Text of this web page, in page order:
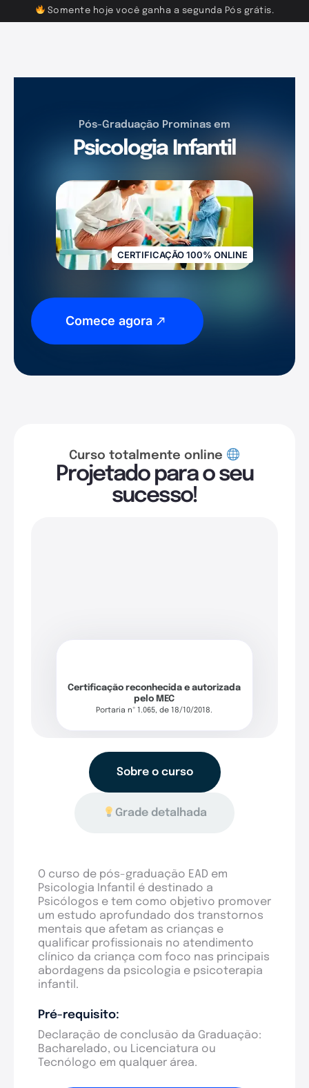
Somente hoje você ganha a segunda Pós grátis.
Pós-Graduação Prominas em
Psicologia Infantil
CERTIFICAÇÃO 100% ONLINE
Comece agora
Curso totalmente online
Projetado para o seu
sucesso!
Certificação reconhecida e autorizada
pelo MEC
Portaria nº 1.065, de 18/10/2018.
Sobre o curso
Grade detalhada
O curso de pós-graduação EAD em
Psicologia Infantil é destinado a
Psicólogos e tem como objetivo promover
um estudo aprofundado dos transtornos
mentais que afetam as crianças e
qualificar profissionais no atendimento
clínico da criança com foco nas principais
abordagens da psicologia e psicoterapia
infantil.
Pré-requisito:
Declaração de conclusão da Graduação:
Bacharelado, ou Licenciatura ou
Tecnólogo em qualquer área.